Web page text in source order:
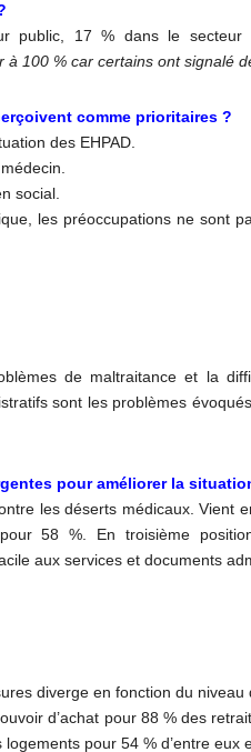
public, 17 % dans le secteur
à 100 % car certains ont signalé
comme prioritaires ?
des EHPAD
social.
les préoccupations ne sont
de maltraitance et la
sont les problèmes
pour améliorer la
les déserts médicaux. Vient
58
%. En troisième
aux services et documents
diverge en fonction du niveau
d’achat pour 88 % des
logements pour 54 % d’entre eux